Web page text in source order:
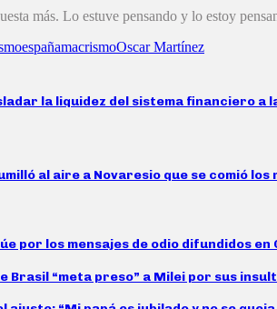
más. Lo estuve pensando y lo estoy
españamacrismoOscar Martínez
la liquidez del sistema financiero a
al aire a Novaresio que se comió los
por los mensajes de odio difundidos
Brasil “meta preso” a Milei por sus